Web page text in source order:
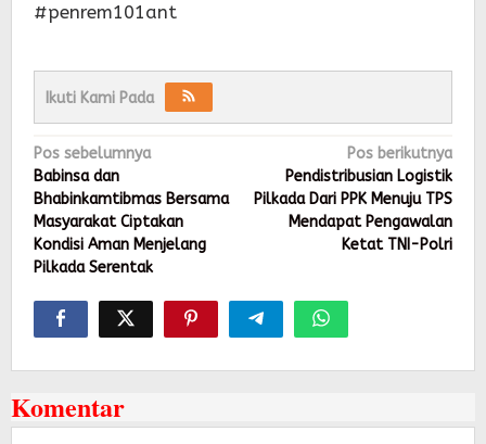
#penrem101ant
Ikuti Kami Pada
Navigasi
pos
Pos sebelumnya
Babinsa dan
Bhabinkamtibmas Bersama
Masyarakat Ciptakan
Kondisi Aman Menjelang
Pilkada Serentak
Pos berikutnya
Pendistribusian Logistik
Pilkada Dari PPK Menuju TPS
Mendapat Pengawalan
Ketat TNI-Polri
Komentar